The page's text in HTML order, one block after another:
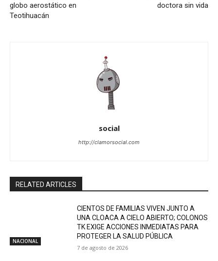
globo aerostático en
Teotihuacán
doctora sin vida
social
http://clamorsocial.com
RELATED ARTICLES
NACIONAL
CIENTOS DE FAMILIAS VIVEN JUNTO A
UNA CLOACA A CIELO ABIERTO; COLONOS
TK EXIGE ACCIONES INMEDIATAS PARA
PROTEGER LA SALUD PÚBLICA
7 de agosto de 2026